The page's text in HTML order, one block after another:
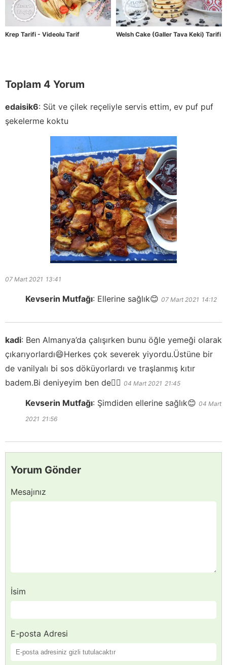
Krep Tarifi - Videolu Tarif Welsh Cake (Galler Tava Keki) Tarifi
Toplam 4 Yorum
edaisik6: Süt ve çilek reçeliyle servis ettim, ev puf puf
şekelerme koktu
07 Mart 2021 13:41
Kevserin Mutfağı: Ellerine sağlık😊 07 Mart 2021 14:12
kadi: Ben Almanya’da çalışırken bunu öğle yemeği olarak
çıkarıyorlardı😄Herkes çok severek yiyordu.Üstüne bir
de vanilyalı bi sos döküyorlardı ve traşlanmış kıtır
badem.Bi deniyeyim ben de👍🏻 04 Mart 2021 21:45
Kevserin Mutfağı: Şimdiden ellerine sağlık😊 04 Mart
2021 21:56
Yorum Gönder
Mesajınız
İsim
E-posta Adresi